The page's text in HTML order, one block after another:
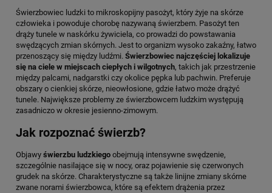
Świerzbowiec ludzki to mikroskopijny pasożyt, który żyje na skórze
człowieka i powoduje chorobę nazywaną świerzbem. Pasożyt ten
drąży tunele w naskórku żywiciela, co prowadzi do powstawania
swędzących zmian skórnych. Jest to organizm wysoko zakaźny, łatwo
przenoszący się między ludźmi. Świerzbowiec najczęściej lokalizuje
się na ciele w miejscach ciepłych i wilgotnych, takich jak przestrzenie
między palcami, nadgarstki czy okolice pępka lub pachwin. Preferuje
obszary o cienkiej skórze, nieowłosione, gdzie łatwo może drążyć
tunele. Największe problemy ze świerzbowcem ludzkim występują
zasadniczo w okresie jesienno-zimowym.
Jak rozpoznać świerzb?
Objawy świerzbu ludzkiego obejmują intensywne swędzenie,
szczególnie nasilające się w nocy, oraz pojawienie się czerwonych
grudek na skórze. Charakterystyczne są także linijne zmiany skórne
zwane norami świerzbowca, które są efektem drążenia przez